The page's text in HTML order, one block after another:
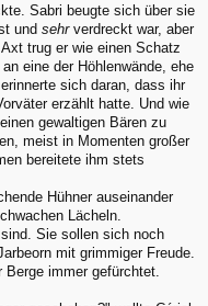
Sabri beugte sich über sie
und sehrverdreckt war, aber
trug er wie einen Schatz
eine der Höhlenwände, ehe
sich daran, dass ihr
erzählt hatte. Und wie
gewaltigen Bären zu
meist in Momenten großer
bereitete ihm stets
Hühner auseinander
Lächeln.
Sie sollen sich noch
mit grimmiger Freude.
immer gefürchtet.